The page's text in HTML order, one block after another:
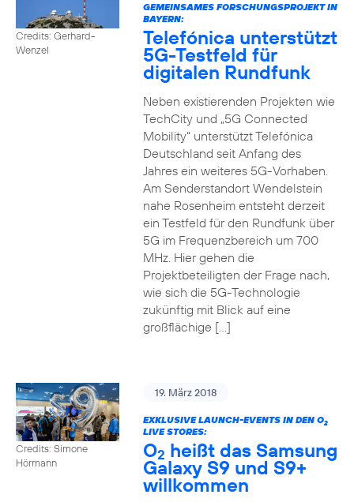
Credits: Gerhard-
Wenzel
GEMEINSAMES FORSCHUNGSPROJEKT IN
BAYERN:
Telefónica unterstützt
5G-Testfeld für
digitalen Rundfunk
Neben existierenden Projekten wie
TechCity und „5G Connected
Mobility“ unterstützt Telefónica
Deutschland seit Anfang des
Jahres ein weiteres 5G-Vorhaben.
Am Senderstandort Wendelstein
nahe Rosenheim entsteht derzeit
ein Testfeld für den Rundfunk über
5G im Frequenzbereich um 700
MHz. Hier gehen die
Projektbeteiligten der Frage nach,
wie sich die 5G-Technologie
zukünftig mit Blick auf eine
großflächige […]
Credits: Simone
Hörmann
19. März 2018
EXKLUSIVE LAUNCH-EVENTS IN DEN O2
LIVE STORES:
O2 heißt das Samsung
Galaxy S9 und S9+
willkommen